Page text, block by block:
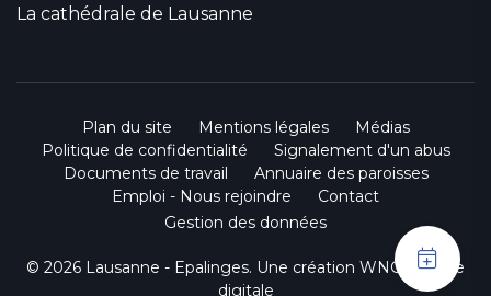
La cathédrale de Lausanne
Plan du site Mentions légales
Médias
Politique de confidentialité
Signalement d'un abus
Documents de travail
Annuaire des paroisses
Emploi - Nous rejoindre
Contact
Gestion des données
© 2026 Lausanne - Epalinges. Une création WNG agence
digitale